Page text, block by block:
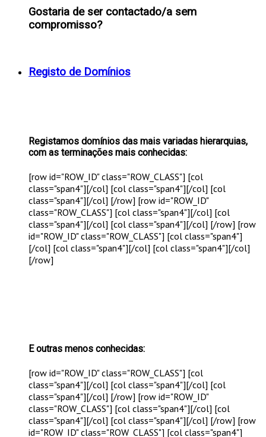
Gostaria de ser contactado/a sem
compromisso?
Registo de Domínios
Registamos domínios das mais variadas hierarquias,
com as terminações mais conhecidas:
[row id="ROW_ID" class="ROW_CLASS"] [col
class="span4"][/col] [col class="span4"][/col] [col
class="span4"][/col] [/row] [row id="ROW_ID"
class="ROW_CLASS"] [col class="span4"][/col] [col
class="span4"][/col] [col class="span4"][/col] [/row] [row
id="ROW_ID" class="ROW_CLASS"] [col class="span4"]
[/col] [col class="span4"][/col] [col class="span4"][/col]
[/row]
E outras menos conhecidas:
[row id="ROW_ID" class="ROW_CLASS"] [col
class="span4"][/col] [col class="span4"][/col] [col
class="span4"][/col] [/row] [row id="ROW_ID"
class="ROW_CLASS"] [col class="span4"][/col] [col
class="span4"][/col] [col class="span4"][/col] [/row] [row
id="ROW_ID" class="ROW_CLASS"] [col class="span4"]